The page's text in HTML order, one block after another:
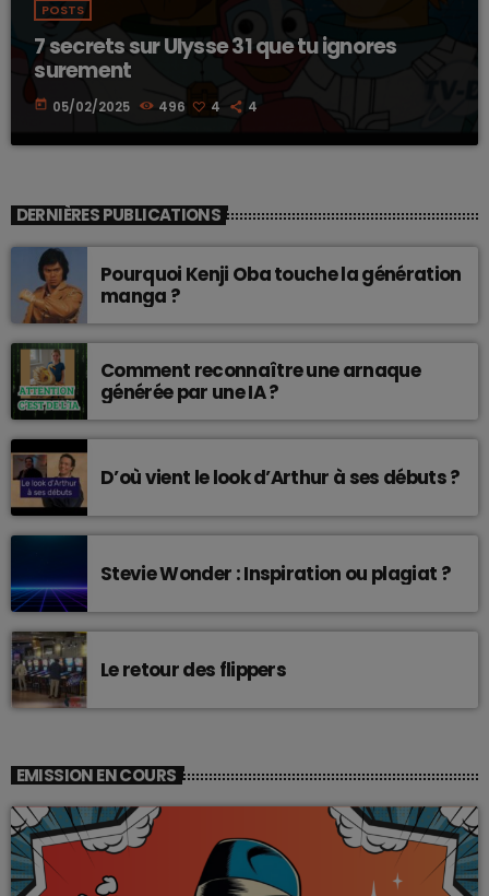
POSTS
7 secrets sur Ulysse 31 que tu ignores
surement
today 05/02/2025 496 4 4
DERNIÈRES PUBLICATIONS
Pourquoi Kenji Oba touche la génération
manga ?
Comment reconnaître une arnaque
générée par une IA ?
D’où vient le look d’Arthur à ses débuts ?
Stevie Wonder : Inspiration ou plagiat ?
Le retour des flippers
EMISSION EN COURS